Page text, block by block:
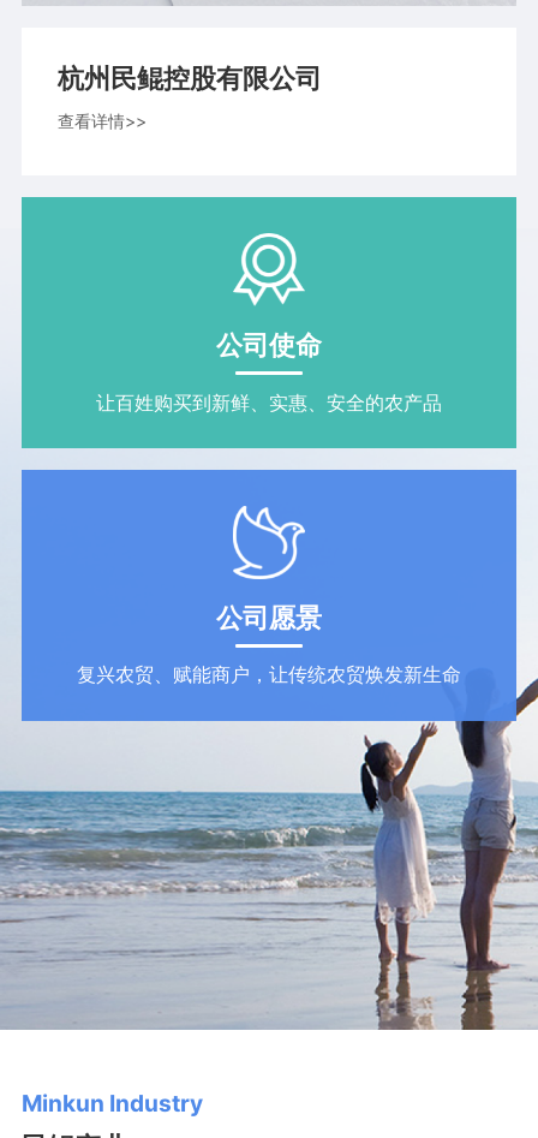
杭州民鲲控股有限公司
查看详情>>
公司使命
让百姓购买到新鲜、实惠、安全的农产品
公司愿景
复兴农贸、赋能商户，让传统农贸焕发新生命
Minkun Industry